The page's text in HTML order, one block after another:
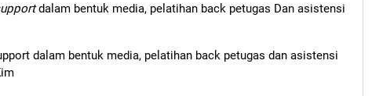
dalam bentuk media, pelatihan back petugas Dan asistensi
dalam bentuk media, pelatihan back petugas dan asistensi